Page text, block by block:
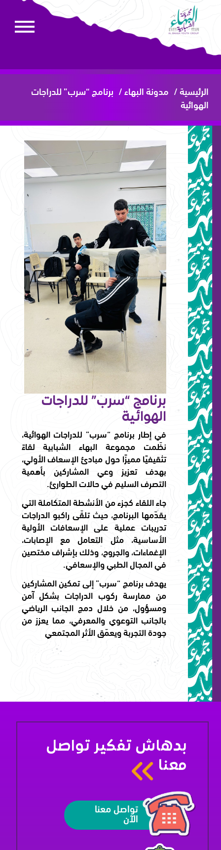
الرئيسية / مدونة البهاء / برنامج “سرب” للدراجات
الهوائية
برنامج “سرب” للدراجات
الهوائية
في إطار برنامج “سرب” للدراجات الهوائية،
نظّمت مجموعة البهاء الشبابية لقاءً
تثقيفيًا مميزًا حول مبادئ الإسعاف الأولي،
بهدف تعزيز وعي المشاركين بأهمية
التصرف السليم في حالات الطوارئ.
جاء اللقاء كجزء من الأنشطة المتكاملة التي
يقدّمها البرنامج، حيث تلقّى راكبو الدراجات
تدريبات عملية على الإسعافات الأولية
الأساسية، مثل التعامل مع الإصابات،
الإغماءات، والجروح، وذلك بإشراف مختصين
في المجال الطبي والإسعافي.
يهدف برنامج “سرب” إلى تمكين المشاركين
من ممارسة ركوب الدراجات بشكل آمن
ومسؤول، من خلال دمج الجانب الرياضي
بالجانب التوعوي والمعرفي، مما يعزز من
جودة التجربة ويعمّق الأثر المجتمعي
بدهاش تفكير تواصل
معنا
تواصل معنا
الآن